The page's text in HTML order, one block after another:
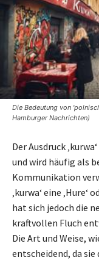
Die Bedeutung von
Hamburger Nachrichten)
Der Ausdruck
und wird häufig als
Kommunikation
‚kurwa‘ eine
hat sich jedoch die
kraftvollen Fluch
Die Art und Weise,
entscheidend, da